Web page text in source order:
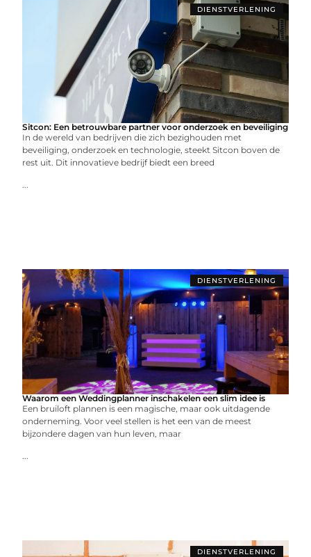
DIENSTVERLENING
Sitcon: Een betrouwbare partner voor onderzoek en beveiliging
In de wereld van bedrijven die zich bezighouden met
beveiliging, onderzoek en technologie, steekt Sitcon boven de
rest uit. Dit innovatieve bedrijf biedt een breed
...
DIENSTVERLENING
Waarom een Weddingplanner inschakelen een slim idee is
Een bruiloft plannen is een magische, maar ook uitdagende
onderneming. Voor veel stellen is het een van de meest
bijzondere dagen van hun leven, maar
...
DIENSTVERLENING